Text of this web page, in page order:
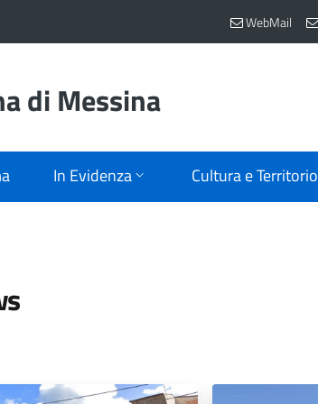
WebMail
di Messina
In Evidenza Cultura e Territorio